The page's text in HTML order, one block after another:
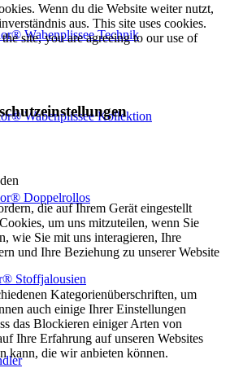
Wabenplissee Technik
Wabenplissee Kollektion
Doppelrollos
Stoffjalousien
Wenn du die Website weiter nutzt,
aus. This site uses cookies.
site, you are agreeing to our use of
die auf Ihrem Gerät eingestellt
um uns mitzuteilen, wenn Sie
wie Sie mit uns interagieren, Ihre
und Ihre Beziehung zu unserer Website
Kategorienüberschriften, um
auch einige Ihrer Einstellungen
das Blockieren einiger Arten von
Ihre Erfahrung auf unseren Websites
kann, die wir anbieten können.